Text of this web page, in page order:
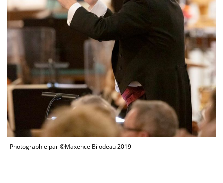
Photographie par ©Maxence Bilodeau 2019